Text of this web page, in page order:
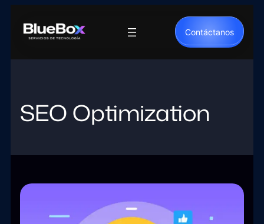
contenido
Contáctanos
SEO Optimization